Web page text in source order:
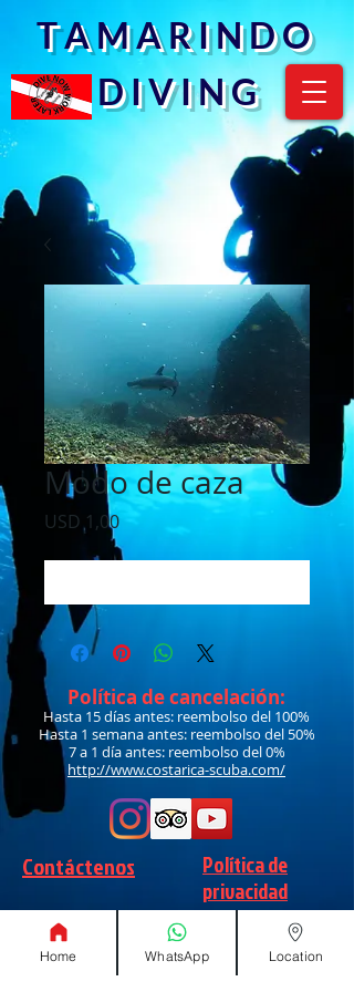
T A M A R I N D O
D I V I N G
Modo de caza
USD 1,00Precio
Política de cancelación:
Hasta 15 días antes: reembolso del 100%
Hasta 1 semana antes: reembolso del 50%
7 a 1 día antes: reembolso del 0%
http://www.costarica-scuba.com/
Contáctenos
Política de
privacidad
Home WhatsApp Location